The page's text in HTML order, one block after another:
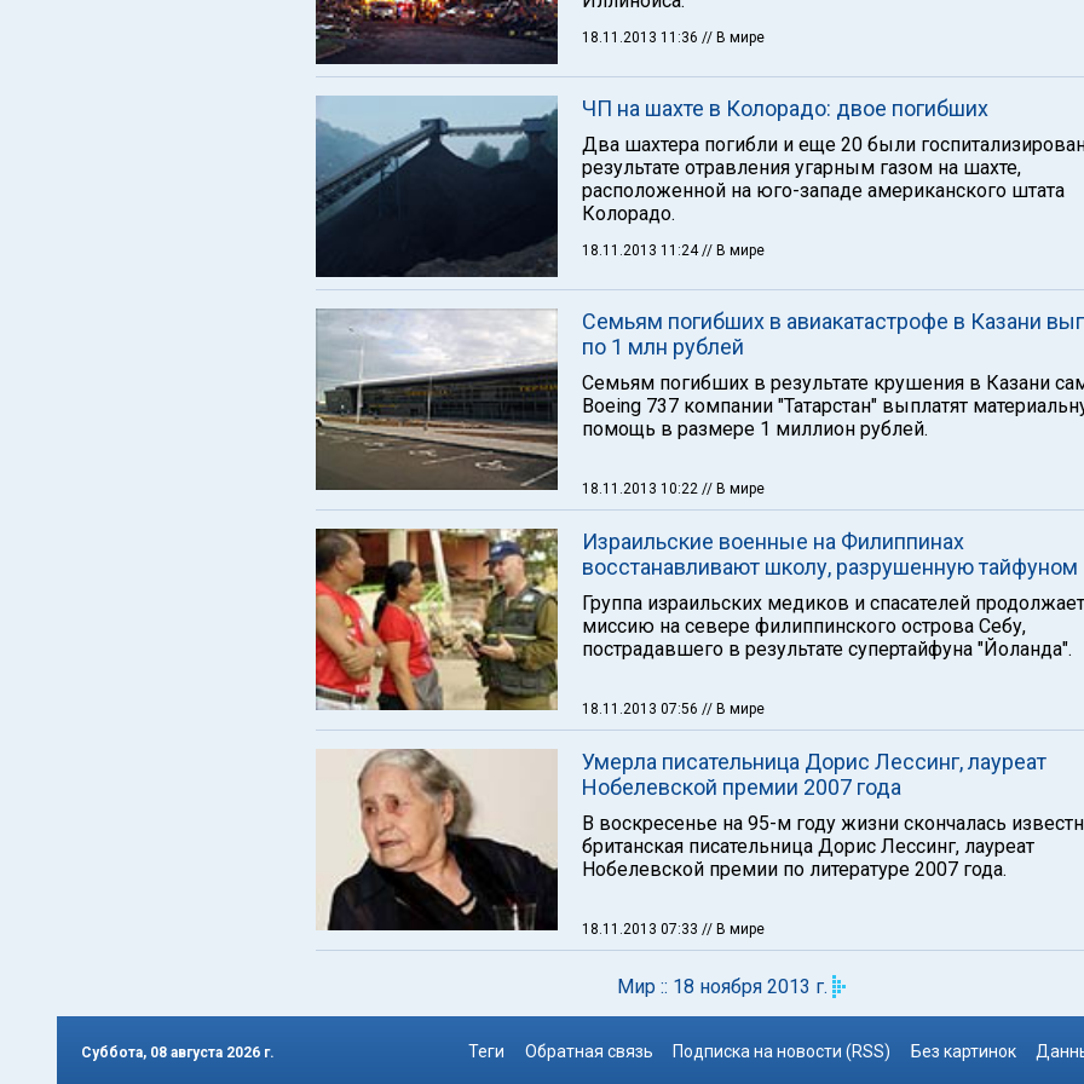
18.11.2013 11:36 // В мире
ЧП на шахте в Колорадо: двое погибших
Два шахтера погибли и еще 20 были
результате отравления угарным газом на шахте,
расположенной на юго-западе американского штата
Колорадо.
18.11.2013 11:24// В мире
Семьям погибших в авиакатастрофе в Казани
по 1 млн рублей
Семьям погибших в результате крушения в Казани
Boeing 737 компании "Татарстан" выплатят
помощь в размере 1 миллион рублей.
18.11.2013 10:22 // В мире
Израильские военные на Филиппинах
восстанавливают школу, разрушенную тайфуном
Группа израильских медиков и спасателей продолжает
миссию на севере филиппинского острова Себу,
пострадавшего в результате супертайфуна "Йоланда".
18.11.2013 07:56 // В мире
Умерла писательница Дорис Лессинг, лауреат
Нобелевской премии 2007 года
В воскресенье на 95-м году жизни скончалась
британская писательница Дорис Лессинг, лауреат
Нобелевской премии по литературе 2007 года.
18.11.2013 07:33 // В мире
Мир :: 18 ноября 2013 г.
Суббота, 08 августа 2026 г. Теги Обратная связь Подписка на новости (RSS) Без картинок